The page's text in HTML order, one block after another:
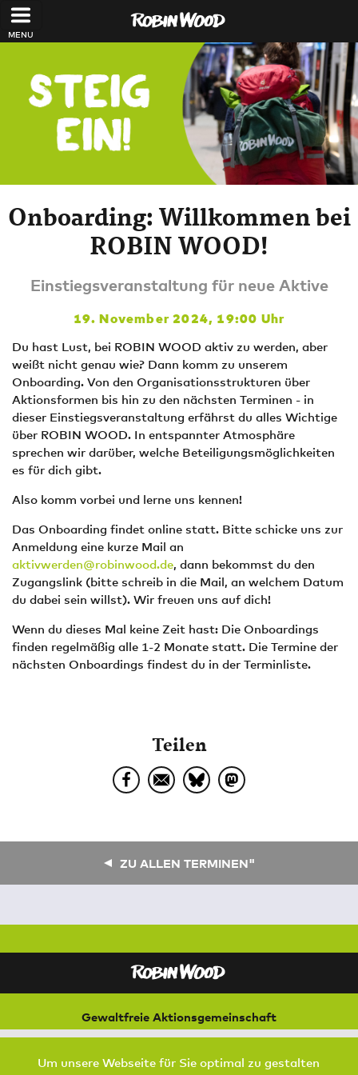
Direkt zum Inhalt
Onboarding: Willkommen bei
ROBIN WOOD!
Einstiegsveranstaltung für neue Aktive
19. November 2024, 19:00 Uhr
Du hast Lust, bei ROBIN WOOD aktiv zu werden, aber
weißt nicht genau wie? Dann komm zu unserem
Onboarding. Von den Organisationsstrukturen über
Aktionsformen bis hin zu den nächsten Terminen - in
dieser Einstiegsveranstaltung erfährst du alles Wichtige
über ROBIN WOOD. In entspannter Atmosphäre
sprechen wir darüber, welche Beteiligungsmöglichkeiten
es für dich gibt.
Also komm vorbei und lerne uns kennen!
Das Onboarding findet online statt. Bitte schicke uns zur
Anmeldung eine kurze Mail an
aktivwerden@robinwood.de, dann bekommst du den
Zugangslink (bitte schreib in die Mail, an welchem Datum
du dabei sein willst). Wir freuen uns auf dich!
Wenn du dieses Mal keine Zeit hast: Die Onboardings
finden regelmäßig alle 1-2 Monate statt. Die Termine der
nächsten Onboardings findest du in der Terminliste.
Teilen
ZU ALLEN TERMINEN"
Gewaltfreie Aktionsgemeinschaft
für Natur und Umwelt
21073 Hamburg
Um unsere Webseite für Sie optimal zu gestalten